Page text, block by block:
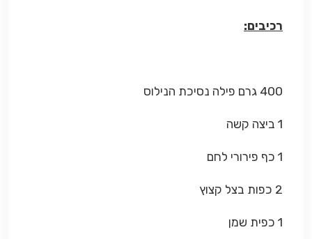
רכיבים:
400 גרם פילה נסיכת הנילוס
1 ביצה קשה
1 כף פירורי לחם
2 כפות בצל קצוץ
1 כפית שמן